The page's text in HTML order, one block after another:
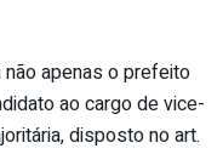
apenas o prefeito
ao cargo de vice-
disposto no art.